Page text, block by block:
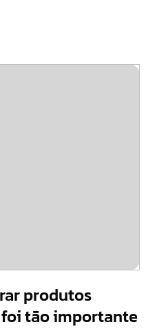
produtos
tão importante